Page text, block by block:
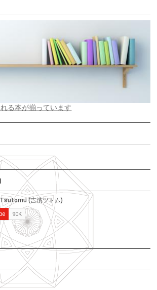
る本が揃っています